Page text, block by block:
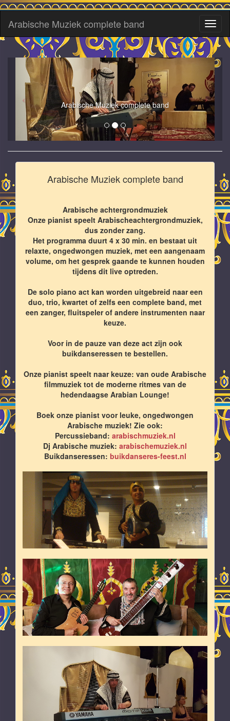
Arabische Muziek complete band
Arabische Muziek complete band
Arabische Muziek complete band
Arabische achtergrondmuziek
Onze pianist speelt Arabischeachtergrondmuziek,
dus zonder zang.
Het programma duurt 4 x 30 min. en bestaat uit
relaxte, ongedwongen muziek, met een aangenaam
volume, om het gesprek gaande te kunnen houden
tijdens dit live optreden.
De solo piano act kan worden uitgebreid naar een
duo, trio, kwartet of zelfs een complete band, met
een zanger, fluitspeler of andere instrumenten naar
keuze.
Voor in de pauze van deze act zijn ook
buikdanseressen te bestellen.
Onze pianist speelt naar keuze: van oude Arabische
filmmuziek tot de moderne ritmes van de
hedendaagse Arabian Lounge!
Boek onze pianist voor leuke, ongedwongen
Arabische muziek! Zie ook:
Percussieband: arabischmuziek.nl
Dj Arabische muziek: arabischemuziek.nl
Buikdanseressen: buikdanseres-feest.nl